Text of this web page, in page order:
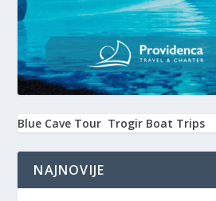
Blue Cave Tour Trogir Boat Trips
NAJNOVIJE